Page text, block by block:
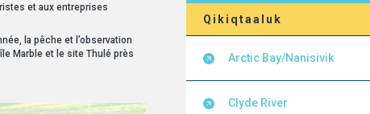
et aux entreprises
la pêche et l’observation
Marble et le site Thulé près
Qikiqtaaluk
Arctic Bay/Nanisivik
Clyde River